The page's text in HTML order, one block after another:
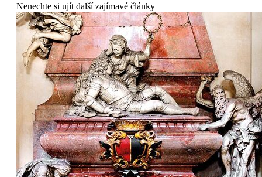
Nenechte si ujít další zajímavé články